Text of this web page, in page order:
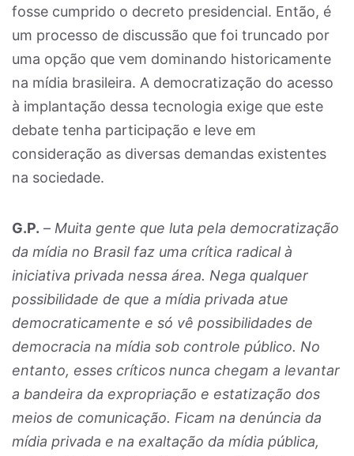
fosse cumprido o decreto presidencial. Então, é
um processo de discussão que foi truncado por
uma opção que vem dominando historicamente
na mídia brasileira. A democratização do acesso
à implantação dessa tecnologia exige que este
debate tenha participação e leve em
consideração as diversas demandas existentes
na sociedade.
G.P. – Muita gente que luta pela democratização
da mídia no Brasil faz uma crítica radical à
iniciativa privada nessa área. Nega qualquer
possibilidade de que a mídia privada atue
democraticamente e só vê possibilidades de
democracia na mídia sob controle público. No
entanto, esses críticos nunca chegam a levantar
a bandeira da expropriação e estatização dos
meios de comunicação. Ficam na denúncia da
mídia privada e na exaltação da mídia pública,